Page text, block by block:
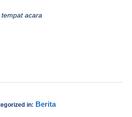
acara
in: Berita